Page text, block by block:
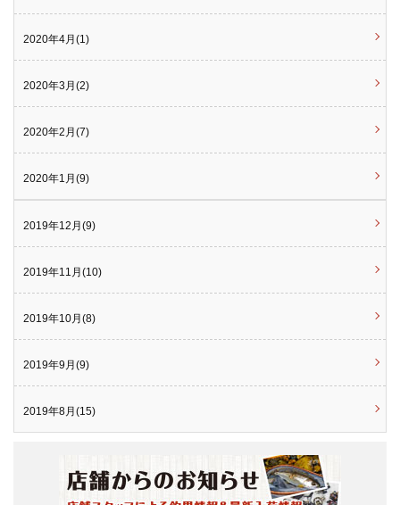
2020年4月(1)
2020年3月(2)
2020年2月(7)
2020年1月(9)
2019年12月(9)
2019年11月(10)
2019年10月(8)
2019年9月(9)
2019年8月(15)